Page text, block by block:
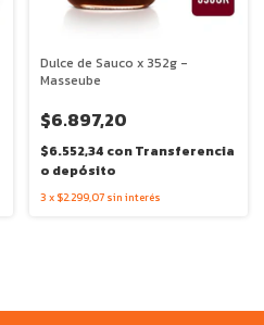
Dulce de Sauco x 352g -
Masseube
$6.897,20
$6.552,34 conTransferencia
o depósito
3 x $2.299,07 sin interés